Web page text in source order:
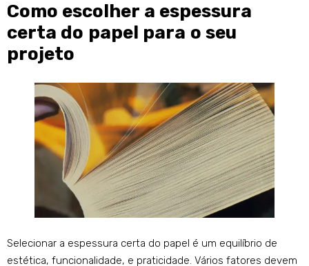
Como escolher a espessura
certa do papel para o seu
projeto
Selecionar a espessura certa do papel é um equilíbrio de
estética, funcionalidade, e praticidade. Vários fatores devem